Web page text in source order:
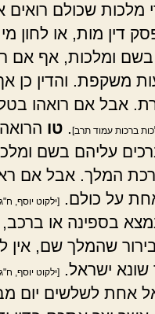
מלכות שכולם
דין מות, או לחון
ומלכות, אף אם
משקפת. והדין כן
אבל אם רואהו
ברכות עמוד תרב] . טו
עליהם בשם
המלך. אבל אם
על כולם.
[ילקוט יוסף,
בספינה או ברכב,
שהמלך שם, אין
ישראל.
[ילקוט יוסף,
אחת לשלשים יום